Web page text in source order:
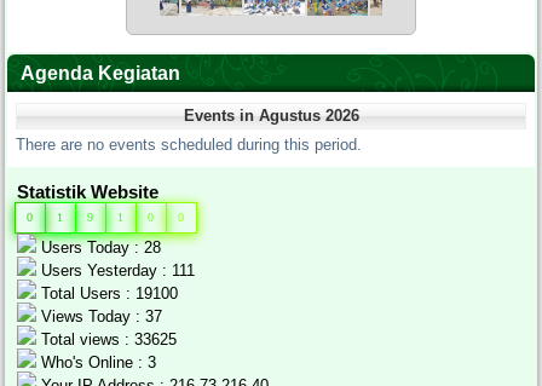
Agenda Kegiatan
Events in Agustus 2026
There are no events scheduled during this period.
Statistik Website
0 1 9 1 0 0
Users Today : 28
Users Yesterday : 111
Total Users : 19100
Views Today : 37
Total views : 33625
Who's Online : 3